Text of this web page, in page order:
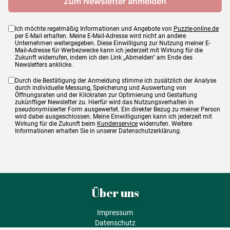
Ich möchte regelmäßig Informationen und Angebote von Puzzle-online.de
per E-Mail erhalten. Meine E-Mail-Adresse wird nicht an andere
Unternehmen weitergegeben. Diese Einwilligung zur Nutzung meiner E-
Mail-Adresse für Werbezwecke kann ich jederzeit mit Wirkung für die
Zukunft widerrufen, indem ich den Link „Abmelden" am Ende des
Newsletters anklicke.
Durch die Bestätigung der Anmeldung stimme ich zusätzlich der Analyse
durch individuelle Messung, Speicherung und Auswertung von
Öffnungsraten und der Klickraten zur Optimierung und Gestaltung
zukünftiger Newsletter zu. Hierfür wird das Nutzungsverhalten in
pseudonymisierter Form ausgewertet. Ein direkter Bezug zu meiner Person
wird dabei ausgeschlossen. Meine Einwilligungen kann ich jederzeit mit
Wirkung für die Zukunft beim Kundenservice widerrufen. Weitere
Informationen erhalten Sie in unserer Datenschutzerklärung.
Über uns
Impressum
Datenschutz